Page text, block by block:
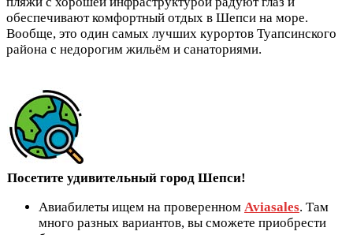
обеспечивают комфортный отдых в Шепси на море.
Вообще, это один самых лучших курортов Туапсинского
района с недорогим жильём и санаториями.
Посетите удивительный город Шепси!
Авиабилеты ищем на проверенном Aviasales. Там
много разных вариантов, вы сможете приобрести